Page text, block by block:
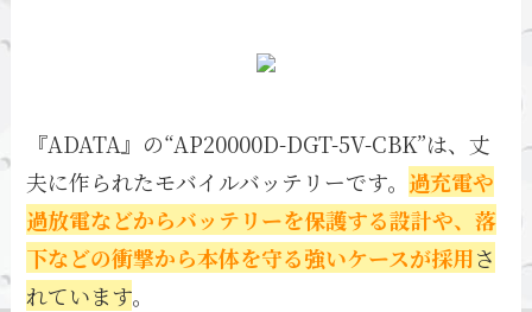
『ADATA』の“AP20000D-DGT-5V-CBK”は、丈
夫に作られたモバイルバッテリーです。 過充電や
過放電などからバッテリーを保護する設計や、落
下などの衝撃から本体を守る強いケースが採用さ
れています。